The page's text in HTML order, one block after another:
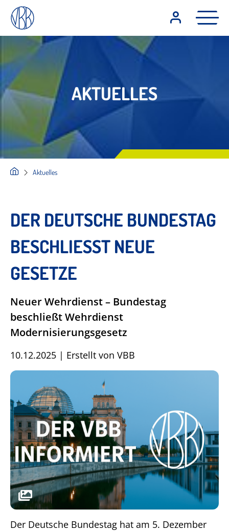
AKTUELLES
Aktuelles
DER DEUTSCHE BUNDESTAG
BESCHLIESST NEUE G
ESETZE
Neuer Wehrdienst – Bundestag
beschließt Wehrdienst
Modernisierungsgesetz
10.12.2025 | Erstellt von VBB
Der Deutsche Bundestag hat am 5. Dezember